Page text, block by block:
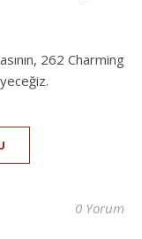
0 Yorum